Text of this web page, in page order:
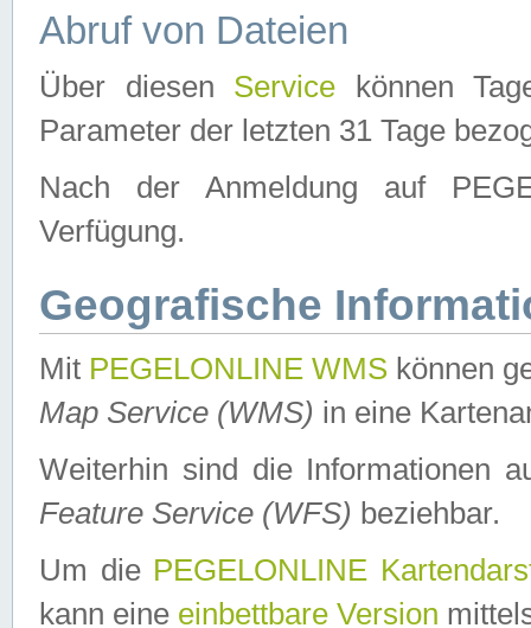
Abruf von Dateien
Über diesen Service können
Parameter der letzten 31 Tage
Nach der Anmeldung auf
Verfügung.
Geografische
Mit PEGELONLINE WMS können
Map Service (WMS) in eine
Weiterhin sind die Informationen
Feature Service (WFS) beziehbar.
Um die PEGELONLINE
kann eine einbettbare Version